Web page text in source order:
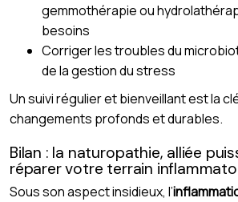
gemmothérapie ou
besoins
Corriger les troubles du
de la gestion du stress
Un suivi régulier et bienveillant est la
changements profonds et durables.
Bilan : la naturopathie, alliée
réparer votre terrain
Sous son aspect insidieux, l’